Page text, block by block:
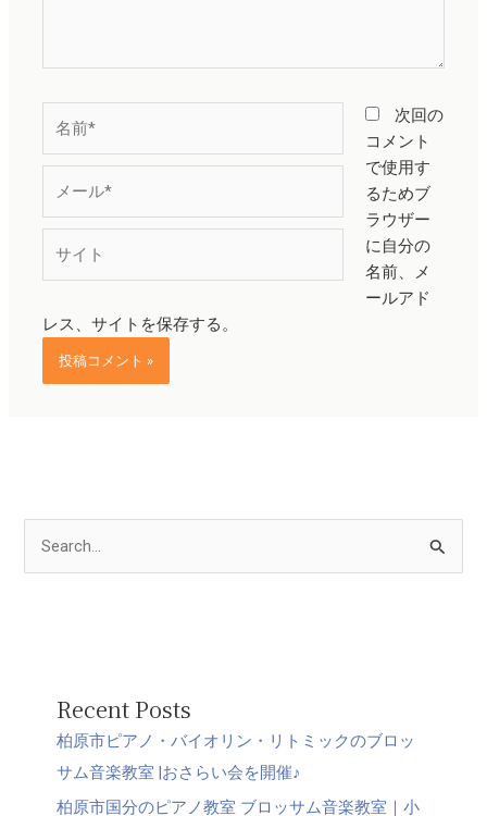
*
ー
ル
次回の
コメント
で使用す
るためブ
ラウザー
に自分の
名前、メ
ールアド
レス、サイトを保存する。
索
Recent Posts
柏原市ピアノ・バイオリン・リトミックのブロッ
サム音楽教室 |おさらい会を開催♪
柏原市国分のピアノ教室 ブロッサム音楽教室｜小